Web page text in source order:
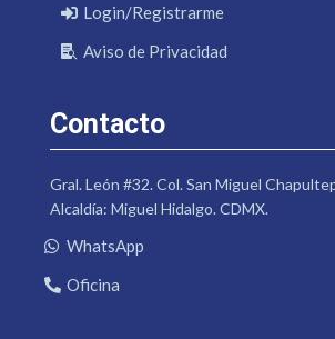
Login/Registrarme
Aviso de Privacidad
Contacto
Gral. León #32. Col. San Miguel
Alcaldía: Miguel Hidalgo. CDMX.
WhatsApp
Oficina